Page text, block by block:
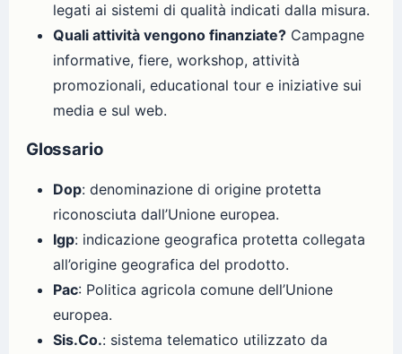
legati ai sistemi di qualità indicati dalla misura.
Quali attività vengono finanziate? Campagne
informative, fiere, workshop, attività
promozionali, educational tour e iniziative sui
media e sul web.
Glossario
Dop: denominazione di origine protetta
riconosciuta dall’Unione europea.
Igp: indicazione geografica protetta collegata
all’origine geografica del prodotto.
Pac: Politica agricola comune dell’Unione
europea.
Sis.Co.: sistema telematico utilizzato da